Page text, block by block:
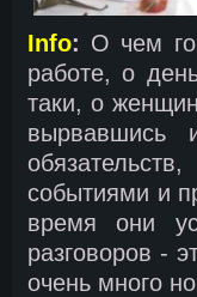
Info: О чем
работе, о
таки, о
событиями и
время они
разговоров -
очень много